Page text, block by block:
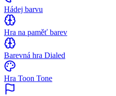
Hádej barvu
Hra na paměť barev
Barevná hra Dialed
Hra Toon Tone